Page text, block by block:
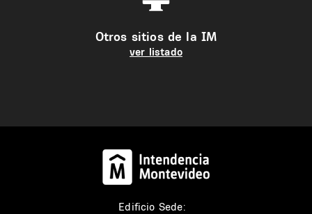
Otros sitios de la IM
ver listado
Edificio Sede: